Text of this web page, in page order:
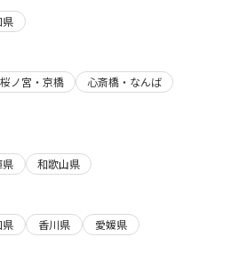
県
桜ノ宮・京橋
心斎橋・なんば
県
和歌山県
県 香川県
愛媛県